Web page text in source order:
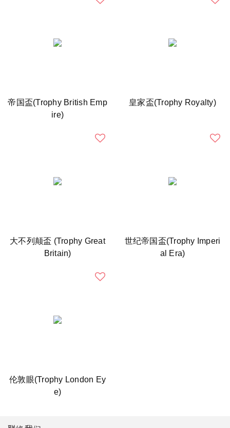
帝国盃(Trophy British Emp
ire)
皇家盃(Trophy Royalty)
大不列颠盃 (Trophy Great
Britain)
世纪帝国盃(Trophy Imperi
al Era)
伦敦眼(Trophy London Ey
e)